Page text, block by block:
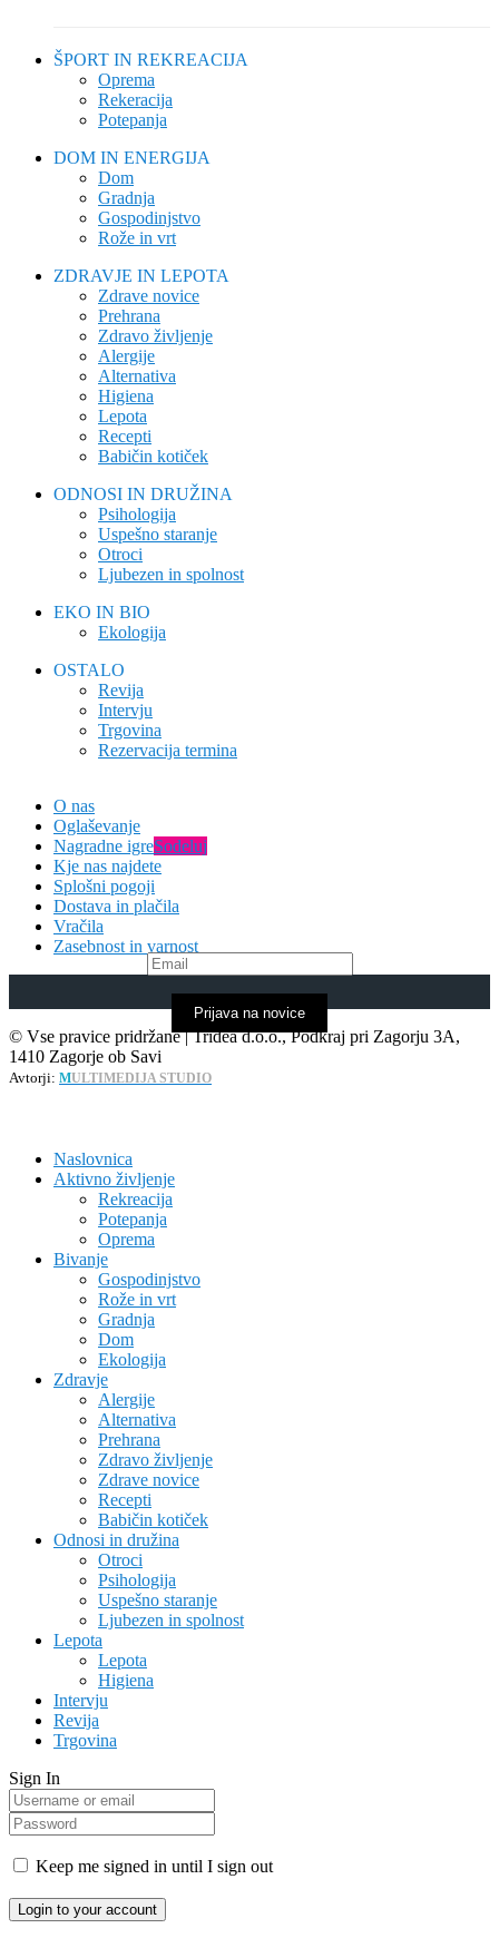
ŠPORT IN REKREACIJA
Oprema
Rekeracija
Potepanja
DOM IN ENERGIJA
Dom
Gradnja
Gospodinjstvo
Rože in vrt
ZDRAVJE IN LEPOTA
Zdrave novice
Prehrana
Zdravo življenje
Alergije
Alternativa
Higiena
Lepota
Recepti
Babičin kotiček
ODNOSI IN DRUŽINA
Psihologija
Uspešno staranje
Otroci
Ljubezen in spolnost
EKO IN BIO
Ekologija
OSTALO
Revija
Intervju
Trgovina
Rezervacija termina
O nas
Oglaševanje
Nagradne igreSodeluj
Kje nas najdete
Splošni pogoji
Dostava in plačila
Vračila
Zasebnost in varnost
Prijava na novice
© Vse pravice pridržane | Tridea d.o.o., Podkraj pri Zagorju 3A,
1410 Zagorje ob Savi
Avtorji: MULTIMEDIJA STUDIO
Naslovnica
Aktivno življenje
Rekreacija
Potepanja
Oprema
Bivanje
Gospodinjstvo
Rože in vrt
Gradnja
Dom
Ekologija
Zdravje
Alergije
Alternativa
Prehrana
Zdravo življenje
Zdrave novice
Recepti
Babičin kotiček
Odnosi in družina
Otroci
Psihologija
Uspešno staranje
Ljubezen in spolnost
Lepota
Lepota
Higiena
Intervju
Revija
Trgovina
Sign In
Keep me signed in until I sign out